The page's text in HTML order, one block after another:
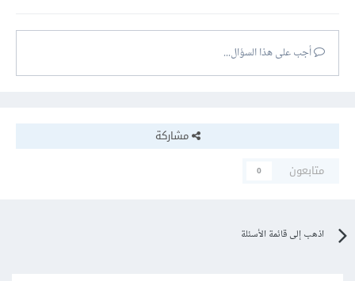
أجب على هذا السؤال...
مشاركة
متابعون
0
اذهب إلى قائمة الأسئلة